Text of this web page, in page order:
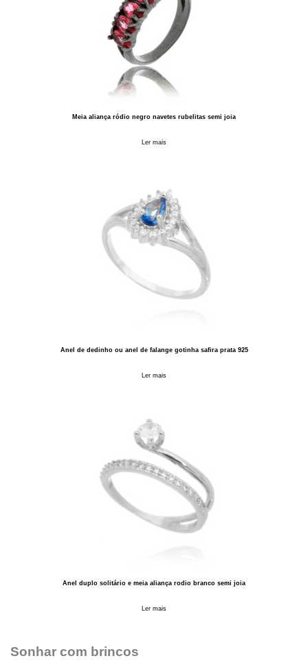
Meia aliança ródio negro navetes rubelitas semi joia
Ler mais
Anel de dedinho ou anel de falange gotinha safira prata 925
Ler mais
Anel duplo solitário e meia aliança rodio branco semi joia
Ler mais
Sonhar com brincos